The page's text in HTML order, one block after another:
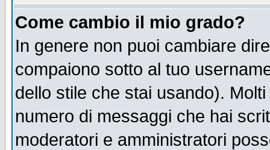
Come cambio il mio grado?
In genere non puoi cambiare
compaiono sotto al tuo
dello stile che stai usando).
numero di messaggi che hai
moderatori e amministratori